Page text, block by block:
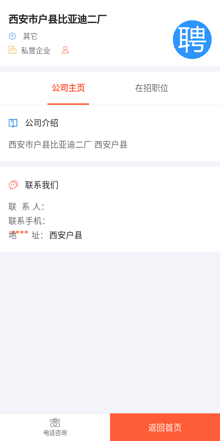
西安市户县比亚迪二厂
其它
私营企业
公司主页 在招职位
公司介绍
西安市户县比亚迪二厂 西安户县
联系我们
联 系 人：
联系手机：
****
地 址： 西安户县
电话咨询
返回首页